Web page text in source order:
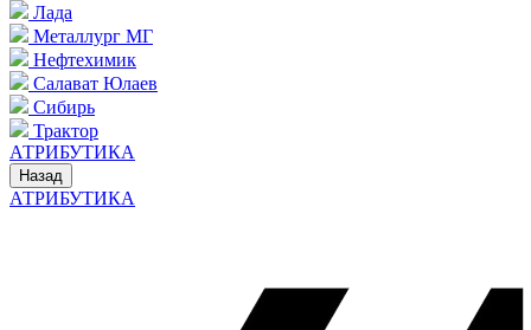
Лада
Металлург МГ
Нефтехимик
Салават Юлаев
Сибирь
Трактор
АТРИБУТИКА
Назад
АТРИБУТИКА